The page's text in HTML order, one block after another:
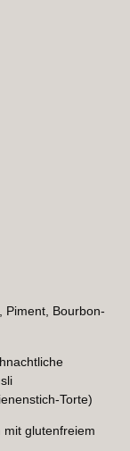
Piment, Bourbon-
Torte)
mit glutenfreiem